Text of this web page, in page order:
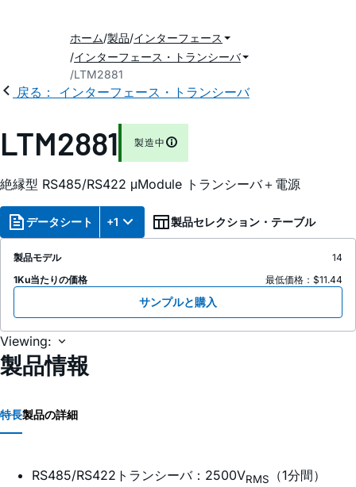
ホーム 製品 インターフェース
インターフェース・トランシーバ
LTM2881
戻る： インターフェース・トランシーバ
LTM2881 製造中
絶縁型 RS485/RS422 μModule トランシーバ＋電源
データシート +1 製品セレクション・テーブル
製品モデル
14
1Ku当たりの価格
最低価格：$11.44
サンプルと購入
Viewing:
製品情報
特長製品の詳細
RS485/RS422トランシーバ：2500VRMS
（1分間）